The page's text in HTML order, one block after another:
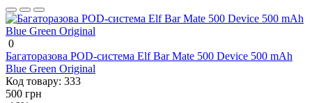
0
Багаторазова POD-система Elf Bar Mate 500 Device 500 mAh
Blue Green Original
Код товару: 333
500 грн